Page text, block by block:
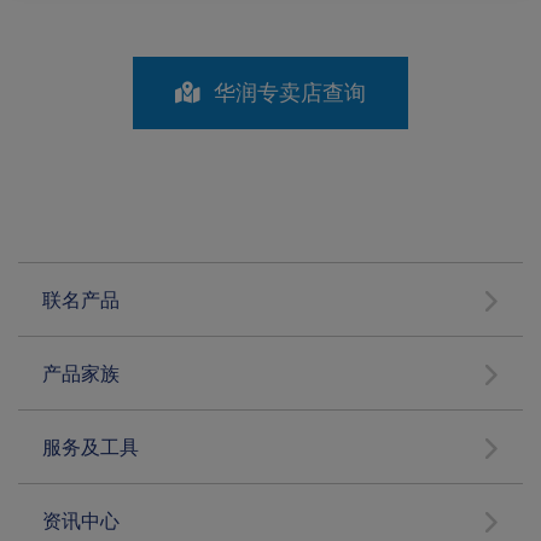
华润专卖店查询
联名产品
产品家族
服务及工具
资讯中心